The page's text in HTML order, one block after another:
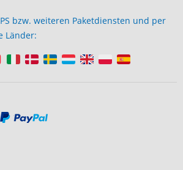
bzw. weiteren Paketdiensten und per
Länder: